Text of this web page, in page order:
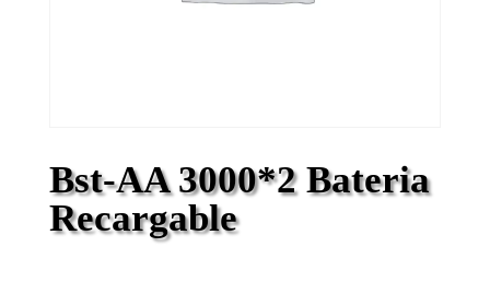
Bst-AA 3000*2 Bateria
Recargable